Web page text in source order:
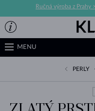
Ručná výroba z Prahy >
MENU
PERLY